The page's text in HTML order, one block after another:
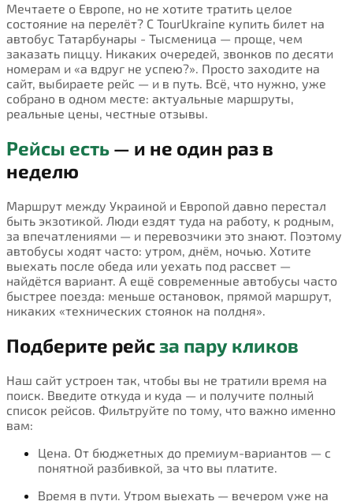
Мечтаете о Европе, но не хотите тратить целое
состояние на перелёт? С TourUkraine купить билет на
автобус Татарбунары - Тысменица — проще, чем
заказать пиццу. Никаких очередей, звонков по десяти
номерам и «а вдруг не успею?». Просто заходите на
сайт, выбираете рейс — и в путь. Всё, что нужно, уже
собрано в одном месте: актуальные маршруты,
реальные цены, честные отзывы.
Рейсы есть — и не один раз в
неделю
Маршрут между Украиной и Европой давно перестал
быть экзотикой. Люди ездят туда на работу, к родным,
за впечатлениями — и перевозчики это знают. Поэтому
автобусы ходят часто: утром, днём, ночью. Хотите
выехать после обеда или уехать под рассвет —
найдётся вариант. А ещё современные автобусы часто
быстрее поезда: меньше остановок, прямой маршрут,
никаких «технических стоянок на полдня».
Подберите рейсза пару кликов
Наш сайт устроен так, чтобы вы не тратили время на
поиск. Введите откуда и куда — и получите полный
список рейсов. Фильтруйте по тому, что важно именно
вам:
Цена. От бюджетных до премиум-вариантов — с
понятной разбивкой, за что вы платите.
Время в пути. Утром выехать — вечером уже на